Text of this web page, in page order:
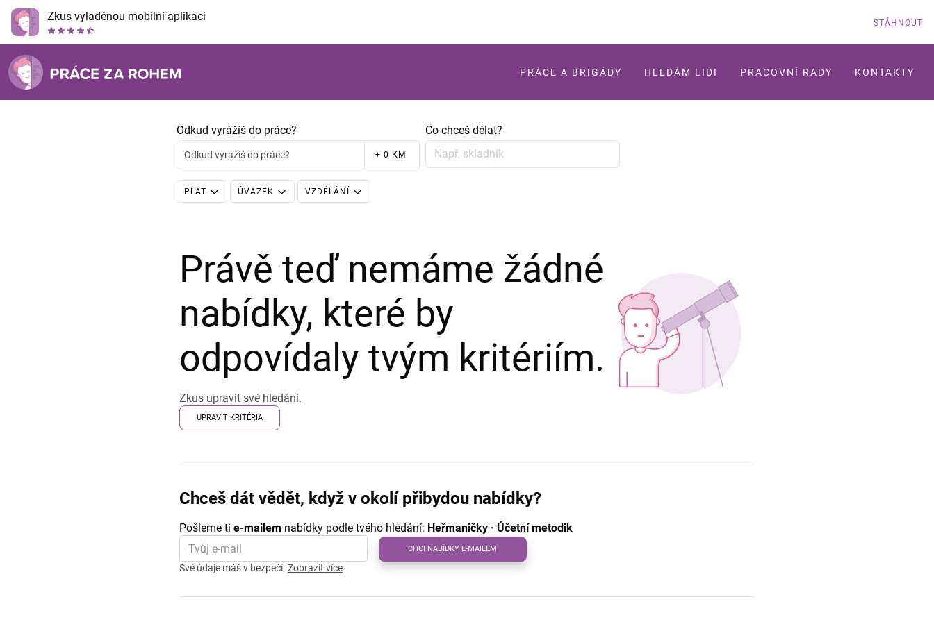
Zkus vyladěnou mobilní aplikaci STÁHNOUT
PRÁCE A BRIGÁDY HLEDÁM LIDI PRACOVNÍ RADY KONTAKTY
Odkud vyrážíš do práce?
Odkud vyrážíš do práce? + 0 KM
Co chceš dělat?
PLAT ÚVAZEK VZDĚLÁNÍ
Právě teď nemáme žádné
nabídky, které by
odpovídaly tvým kritériím.
Zkus upravit své hledání.
UPRAVIT KRITÉRIA
Chceš dát vědět, když v okolí přibydou nabídky?
Pošleme ti e-mailem nabídky podle tvého hledání: Heřmaničky · Účetní metodik
CHCI NABÍDKY E-MAILEM
Své údaje máš v bezpečí. Zobrazit více